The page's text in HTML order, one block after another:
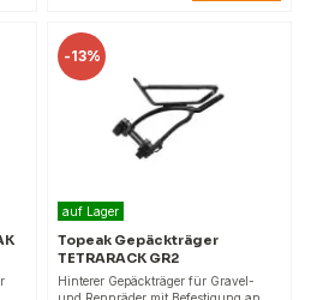
-13%
auf Lager
Topeak Gepäckträger
TETRARACK GR2
Hinterer Gepäckträger für Gravel-